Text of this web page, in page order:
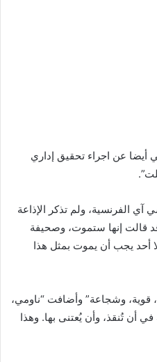
عن اجراء تحقيق إداري
الفرنسية، ولم تذكر الإذاعة
قالت إنها ستموت، وصحيفة
أحد يجب أن يموت بمثل هذا
قوية، وشجاعة” وأضافت “ناومي،
أن تُنقذ، وأن يُعتنى بها. وهذا